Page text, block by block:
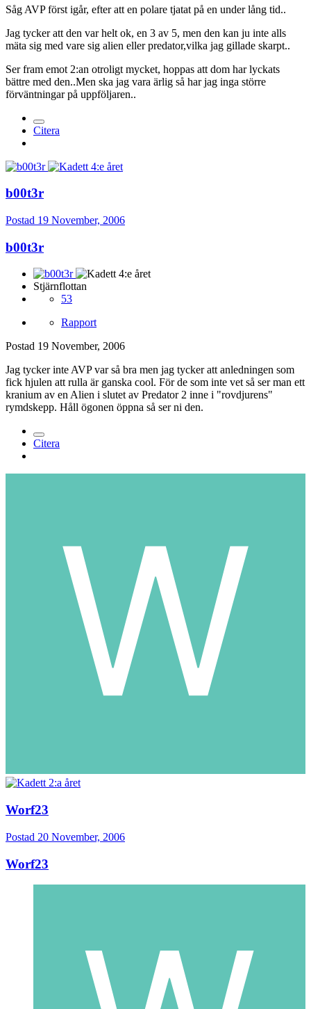
Såg AVP först igår, efter att en polare tjatat på en under lång tid..
Jag tycker att den var helt ok, en 3 av 5, men den kan ju inte alls
mäta sig med vare sig alien eller predator,vilka jag gillade skarpt..
Ser fram emot 2:an otroligt mycket, hoppas att dom har lyckats
bättre med den..Men ska jag vara ärlig så har jag inga större
förväntningar på uppföljaren..
Citera
b00t3r
Postad 19 November, 2006
b00t3r
Stjärnflottan
53
Rapport
Postad 19 November, 2006
Jag tycker inte AVP var så bra men jag tycker att anledningen som
fick hjulen att rulla är ganska cool. För de som inte vet så ser man ett
kranium av en Alien i slutet av Predator 2 inne i "rovdjurens"
rymdskepp. Håll ögonen öppna så ser ni den.
Citera
Worf23
Postad 20 November, 2006
Worf23